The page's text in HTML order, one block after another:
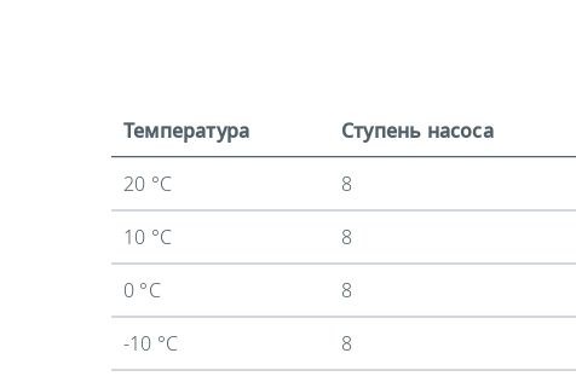
Температура Ступень насоса
20 °C
8
10 °C
8
0 °C
8
-10 °C
8